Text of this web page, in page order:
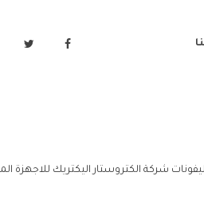
شركة الكتروستار اليكتريك للاجهزة